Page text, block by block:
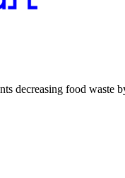
decreasing food waste